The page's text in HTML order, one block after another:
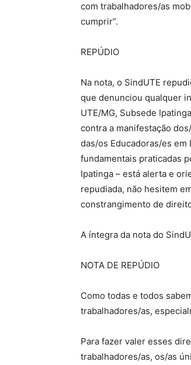
com trabalhadores/as
cumprir”.
REPÚDIO
Na nota, o SindUTE
que denunciou qualquer
UTE/MG, Subsede
contra a manifestação
das/os Educadoras/es
fundamentais praticadas
Ipatinga – está alerta e
repudiada, não hesitem
constrangimento de
A íntegra da nota do
NOTA DE REPÚDIO
Como todas e todos
trabalhadores/as,
Para fazer valer esses
trabalhadores/as, os/as